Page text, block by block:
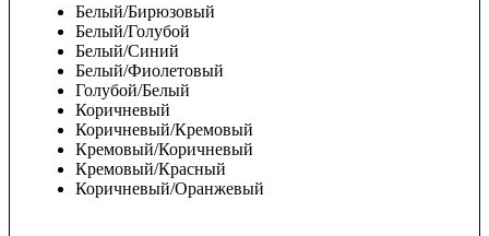
Белый/Бирюзовый
Белый/Голубой
Белый/Синий
Белый/Фиолетовый
Голубой/Белый
Коричневый
Коричневый/Кремовый
Кремовый/Коричневый
Кремовый/Красный
Коричневый/Оранжевый